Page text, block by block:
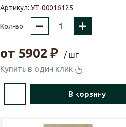
Артикул: УТ-00016125
Кол-во – +
от 5902 ₽
/ шт
Купить в один клик
В корзину